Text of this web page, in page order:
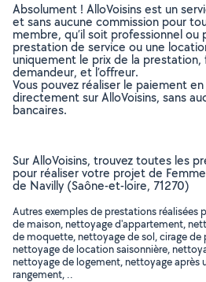
Absolument ! AlloVoisins est un
et sans aucune commission pour
membre, qu’il soit professionnel ou
prestation de service ou une
uniquement le prix de la prestation,
demandeur, et l’offreur.
Vous pouvez réaliser le paiement
directement sur AlloVoisins, sans
bancaires.
Sur AlloVoisins, trouvez toutes les
pour réaliser votre projet de
de Navilly (Saône-et-loire, 71270)
Autres exemples de prestations réalisées
de maison, nettoyage d'appartement,
de moquette, nettoyage de sol, cirage de
nettoyage de location saisonnière,
nettoyage de logement, nettoyage après
rangement, ..